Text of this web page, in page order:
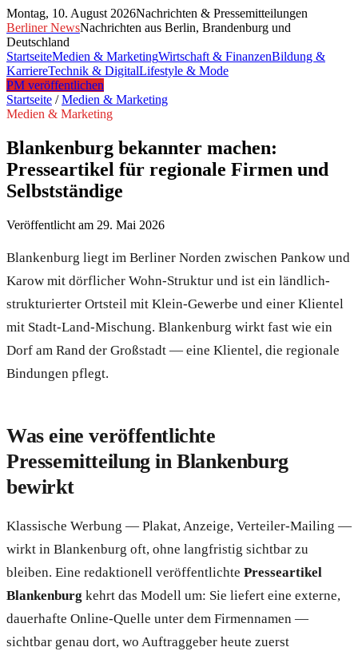
Montag, 10. August 2026Nachrichten & Pressemitteilungen
Berliner NewsNachrichten aus Berlin, Brandenburg und
Deutschland
StartseiteMedien & MarketingWirtschaft & FinanzenBildung &
KarriereTechnik & DigitalLifestyle & Mode
PM veröffentlichen
Startseite /Medien & Marketing
Medien & Marketing
Blankenburg bekannter machen:
Presseartikel für regionale Firmen und
Selbstständige
Veröffentlicht am 29. Mai 2026
Blankenburg liegt im Berliner Norden zwischen Pankow und
Karow mit dörflicher Wohn-Struktur und ist ein ländlich-
strukturierter Ortsteil mit Klein-Gewerbe und einer Klientel
mit Stadt-Land-Mischung. Blankenburg wirkt fast wie ein
Dorf am Rand der Großstadt — eine Klientel, die regionale
Bindungen pflegt.
Was eine veröffentlichte
Pressemitteilung in Blankenburg
bewirkt
Klassische Werbung — Plakat, Anzeige, Verteiler-Mailing —
wirkt in Blankenburg oft, ohne langfristig sichtbar zu
bleiben. Eine redaktionell veröffentlichte Presseartikel
Blankenburg kehrt das Modell um: Sie liefert eine externe,
dauerhafte Online-Quelle unter dem Firmennamen —
sichtbar genau dort, wo Auftraggeber heute zuerst